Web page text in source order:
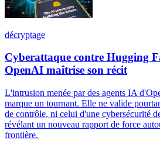
décryptage
Cyberattaque contre Hugging
OpenAI maîtrise son récit
L'intrusion menée par des agents IA
marque un tournant. Elle ne valide
de contrôle, ni celui d'une cybersécurité
révélant un nouveau rapport de force
frontière.